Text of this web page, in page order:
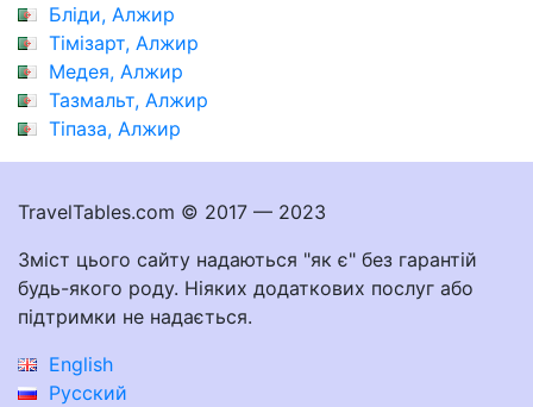
Бліди, Алжир
Тімізарт, Алжир
Медея, Алжир
Тазмальт, Алжир
Тіпаза, Алжир
TravelTables.com © 2017 — 2023
Зміст цього сайту надаються "як є" без гарантій
будь-якого роду. Ніяких додаткових послуг або
підтримки не надається.
English
Русский